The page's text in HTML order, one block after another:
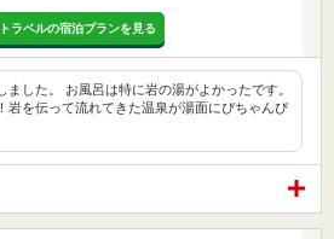
ラベルの宿泊プランを見る
ました。 お風呂は特に岩の湯がよかったです。
岩を伝って流れてきた温泉が湯面にぴちゃんぴ